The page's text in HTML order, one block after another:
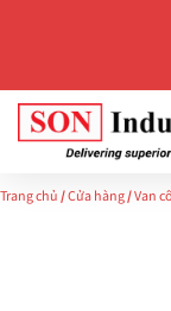
Trang chủ/Cửa hàng/Van